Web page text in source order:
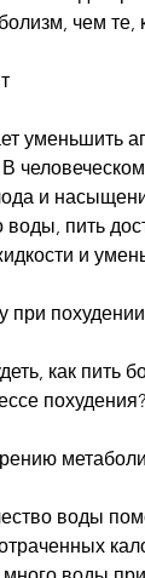
чем те,
уменьшить
и
воды, пить
и
при похудении
как
воды